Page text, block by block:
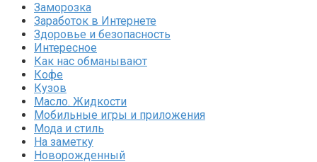
Заморозка
Заработок в Интернете
Здоровье и безопасность
Интересное
Как нас обманывают
Кофе
Кузов
Масло. Жидкости
Мобильные игры и приложения
Мода и стиль
На заметку
Новорожденный